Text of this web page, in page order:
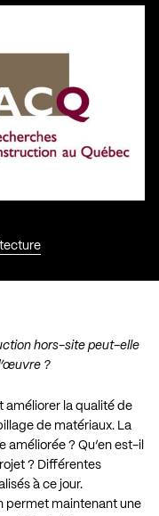
hors-site peut-elle
?
améliorer la qualité de
de matériaux. La
? Qu’en est-il
? Différentes
à ce jour.
permet maintenant une